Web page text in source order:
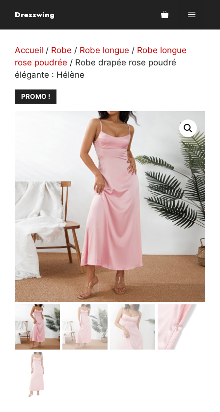
contenu
Dresswing Menu
Accueil / Robe / Robe longue / Robe longue
rose poudrée / Robe drapée rose poudré
élégante : Hélène
PROMO !